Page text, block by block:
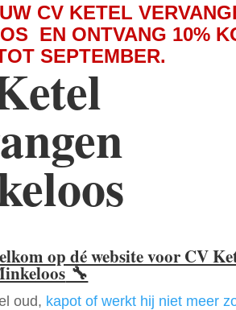
CV KETEL
EN ONTVANG 10%
SEPTEMBER.
op dé website voor CV
🔧
oud, kapot of werkt hij niet meer